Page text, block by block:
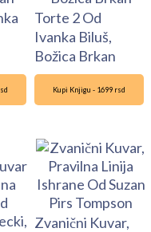
Torte 2 Od
Ivanka Biluš,
Božica Brkan
Kupi Knjigu - 1699 rsd
Zvanični Kuvar,